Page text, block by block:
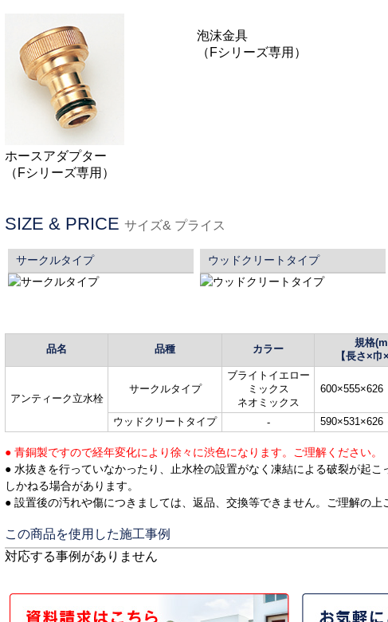
ホースアダプター
（Fシリーズ専用）
泡沫金具
（Fシリーズ専用）
SIZE & PRICE サイズ& プライス
サークルタイプ ウッドクリートタイプ
品名 品種 カラー
規格
【長さ×巾
アンティーク立水栓
サークルタイプ
ブライトイエロー
ミックス
ネオミックス
600×555×626
ウッドクリートタイプ
- 590×531×626
● 青銅製ですので経年変化により徐々に渋色になります。ご理解ください。
● 水抜きを行っていなかったり、止水栓の設置がなく凍結による破裂が起
しかねる場合があります。
● 設置後の汚れや傷につきましては、返品、交換等できません。ご理解の上
この商品を使用した施工事例
対応する事例がありません